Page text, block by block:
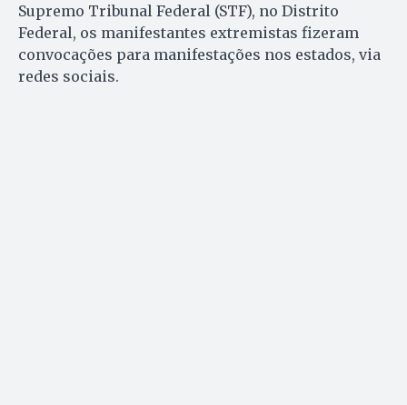
Supremo Tribunal Federal (STF), no Distrito
Federal, os manifestantes extremistas fizeram
convocações para manifestações nos estados, via
redes sociais.